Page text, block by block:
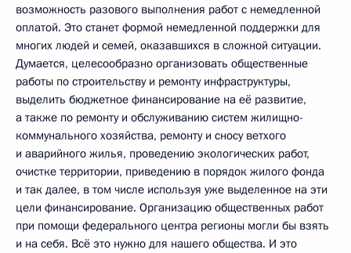
возможность разового выполнения работ с немедленной
оплатой. Это станет формой немедленной поддержки для
многих людей и семей, оказавшихся в сложной ситуации.
Думается, целесообразно организовать общественные
работы по строительству и ремонту инфраструктуры,
выделить бюджетное финансирование на её развитие,
а также по ремонту и обслуживанию систем жилищно-
коммунального хозяйства, ремонту и сносу ветхого
и аварийного жилья, проведению экологических работ,
очистке территории, приведению в порядок жилого фонда
и так далее, в том числе используя уже выделенное на эти
цели финансирование. Организацию общественных работ
при помощи федерального центра регионы могли бы взять
и на себя. Всё это нужно для нашего общества. И это